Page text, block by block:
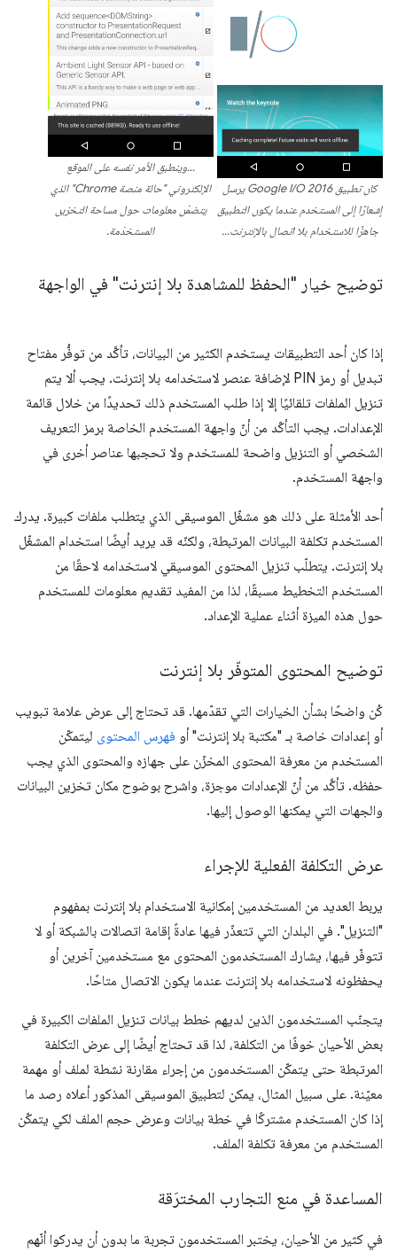
كان تطبيق Google I/O 2016 يرسل
إشعارًا إلى المستخدم عندما يكون التطبيق
جاهزًا للاستخدام بلا اتصال بالإنترنت…
…وينطبق الأمر نفسه على الموقع
الإلكتروني "حالة منصة Chrome" الذي
يتضمّن معلومات حول مساحة التخزين
المستخدَمة.
توضيح خيار "الحفظ للمشاهدة بلا إنترنت" في الواجهة
إذا كان أحد التطبيقات يستخدم الكثير من البيانات، تأكَّد من توفُّر مفتاح
تبديل أو رمز PIN لإضافة عنصر لاستخدامه بلا إنترنت. يجب ألا يتم
تنزيل الملفات تلقائيًا إلا إذا طلب المستخدم ذلك تحديدًا من خلال قائمة
الإعدادات. يجب التأكّد من أنّ واجهة المستخدم الخاصة برمز التعريف
الشخصي أو التنزيل واضحة للمستخدم ولا تحجبها عناصر أخرى في
واجهة المستخدم.
أحد الأمثلة على ذلك هو مشغّل الموسيقى الذي يتطلب ملفات كبيرة. يدرك
المستخدم تكلفة البيانات المرتبطة، ولكنّه قد يريد أيضًا استخدام المشغّل
بلا إنترنت. يتطلّب تنزيل المحتوى الموسيقي لاستخدامه لاحقًا من
المستخدم التخطيط مسبقًا، لذا من المفيد تقديم معلومات للمستخدم
حول هذه الميزة أثناء عملية الإعداد.
توضيح المحتوى المتوفّر بلا إنترنت
كُن واضحًا بشأن الخيارات التي تقدّمها. قد تحتاج إلى عرض علامة تبويب
أو إعدادات خاصة بـ "مكتبة بلا إنترنت" أو فهرس المحتوى ليتمكّن
المستخدم من معرفة المحتوى المخزّن على جهازه والمحتوى الذي يجب
حفظه. تأكَّد من أنّ الإعدادات موجزة، واشرح بوضوح مكان تخزين البيانات
والجهات التي يمكنها الوصول إليها.
عرض التكلفة الفعلية للإجراء
يربط العديد من المستخدمين إمكانية الاستخدام بلا إنترنت بمفهوم
"التنزيل". في البلدان التي تتعذّر فيها عادةً إقامة اتصالات بالشبكة أو لا
تتوفّر فيها، يشارك المستخدمون المحتوى مع مستخدمين آخرين أو
يحفظونه لاستخدامه بلا إنترنت عندما يكون الاتصال متاحًا.
يتجنّب المستخدمون الذين لديهم خطط بيانات تنزيل الملفات الكبيرة في
بعض الأحيان خوفًا من التكلفة، لذا قد تحتاج أيضًا إلى عرض التكلفة
المرتبطة حتى يتمكّن المستخدمون من إجراء مقارنة نشطة لملف أو مهمة
معيّنة. على سبيل المثال، يمكن لتطبيق الموسيقى المذكور أعلاه رصد ما
إذا كان المستخدم مشتركًا في خطة بيانات وعرض حجم الملف لكي يتمكّن
المستخدم من معرفة تكلفة الملف.
المساعدة في منع التجارب المخترَقة
في كثير من الأحيان، يختبر المستخدمون تجربة ما بدون أن يدركوا أنّهم